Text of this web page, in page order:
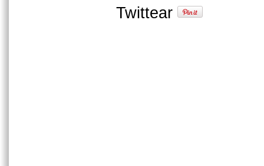
Twittear